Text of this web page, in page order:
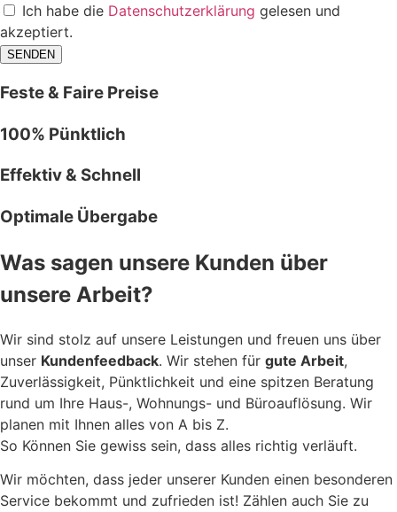
Ich habe die Datenschutzerklärung gelesen und
akzeptiert.
SENDEN
Feste & Faire Preise
100% Pünktlich
Effektiv & Schnell
Optimale Übergabe
Was sagen unsere Kunden über
unsere Arbeit?
Wir sind stolz auf unsere Leistungen und freuen uns über
unser Kundenfeedback. Wir stehen für gute Arbeit,
Zuverlässigkeit, Pünktlichkeit und eine spitzen Beratung
rund um Ihre Haus-, Wohnungs- und Büroauflösung. Wir
planen mit Ihnen alles von A bis Z.
So Können Sie gewiss sein, dass alles richtig verläuft.
Wir möchten, dass jeder unserer Kunden einen besonderen
Service bekommt und zufrieden ist! Zählen auch Sie zu